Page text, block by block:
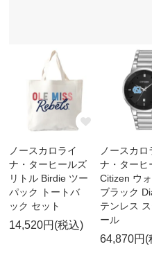
ノースカロライ
ナ・ターヒールズ
リトル Birdie ツー
パック トートバ
ック セット
14,520円(税込)
ノースカロ
ナ・ターヒ
Citizen ウ
ブラック
テンレス ス
ール
64,870円(